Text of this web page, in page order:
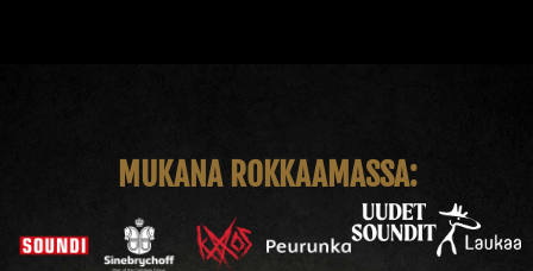
MUKANA ROKKAAMASSA: